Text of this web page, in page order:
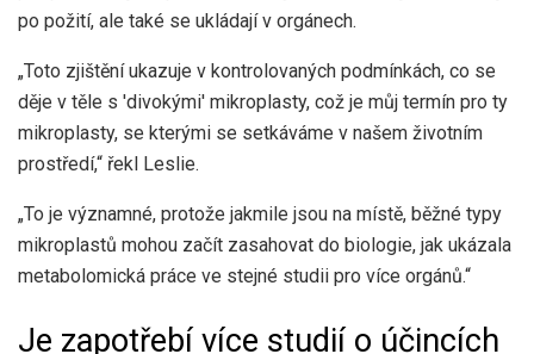
po požití, ale také se ukládají v orgánech.
„Toto zjištění ukazuje v kontrolovaných podmínkách, co se
děje v těle s 'divokými' mikroplasty, což je můj termín pro ty
mikroplasty, se kterými se setkáváme v našem životním
prostředí,“ řekl Leslie.
„To je významné, protože jakmile jsou na místě, běžné typy
mikroplastů mohou začít zasahovat do biologie, jak ukázala
metabolomická práce ve stejné studii pro více orgánů.“
Je zapotřebí více studií o účincích